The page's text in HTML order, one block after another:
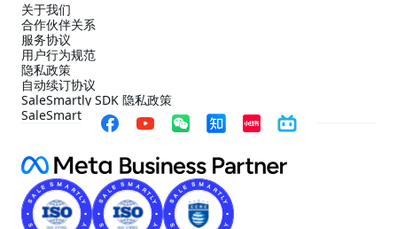
关于我们
合作伙伴关系
服务协议
用户行为规范
隐私政策
自动续订协议
SaleSmartly SDK 隐私政策
SaleSmartly SDK 合规配置指引